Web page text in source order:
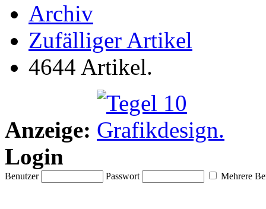
Archiv
Zufälliger Artikel
4644 Artikel.
Anzeige:
Login
Benutzer Passwort Mehrere